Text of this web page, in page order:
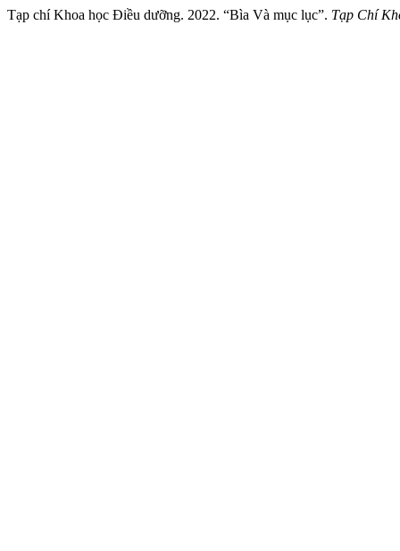
Tạp chí Khoa học Điều dưỡng. 2022. “Bìa Và mục lục”. Tạp Chí